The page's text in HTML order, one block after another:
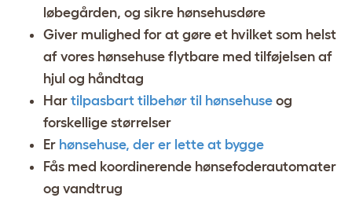
løbegården, og sikre hønsehusdøre
Giver mulighed for at gøre et hvilket som helst
af vores hønsehuse flytbare med tilføjelsen af ​​
hjul og håndtag
Har tilpasbart tilbehør til hønsehuse og
forskellige størrelser
Er hønsehuse, der er lette at bygge
Fås med koordinerende hønsefoderautomater
og vandtrug